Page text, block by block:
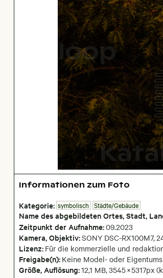
Informationen zum Foto
Kategorie: symbolisch Städte/Gebäude
Name des abgebildeten Ortes,Stadt,
Zeitpunkt der Aufnahme:09.2023
Kamera, Objektiv:SONY DSC-RX100M7,
Lizenz: Für die kommerzielle und
Freigabe(n): Keine Model- oder
Größe, Auflösung:12,1 MB,3545×5317px